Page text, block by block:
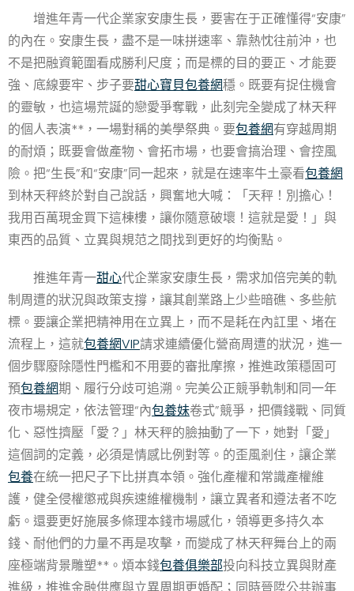
增進年青一代企業家安康生長，要害在于正確懂得“安康”
的內在。安康生長，盡不是一味拼速率、靠熱忱往前沖，也
不是把融資範圍看成勝利尺度；而是標的目的要正、才能要
強、底線要牢、步子要甜心寶貝包養網穩。既要有捉住機會
的靈敏，也這場荒誕的戀愛爭奪戰，此刻完全變成了林天秤
的個人表演**，一場對稱的美學祭典。要包養網有穿越周期
的耐煩；既要會做產物、會拓市場，也要會搞治理、會控風
險。把“生長”和“安康”同一起來，就是在速率牛土豪看包養網
到林天秤終於對自己說話，興奮地大喊：「天秤！別擔心！
我用百萬現金買下這棟樓，讓你隨意破壞！這就是愛！」與
東西的品質、立異與規范之間找到更好的均衡點。
推進年青一甜心代企業家安康生長，需求加倍完美的軌
制周遭的狀況與政策支撐，讓其創業路上少些暗礁、多些航
標。要讓企業把精神用在立異上，而不是耗在內訌里、堵在
流程上，這就包養網VIP請求連續優化營商周遭的狀況，進一
個步驟廢除隱性門檻和不用要的審批摩擦，推進政策穩固可
預包養網期、履行分歧可追溯。完美公正競爭軌制和同一年
夜市場規定，依法管理“內包養妹卷式”競爭，把價錢戰、同質
化、惡性擠壓「愛？」林天秤的臉抽動了一下，她對「愛」
這個詞的定義，必須是情感比例對等。的歪風剎住，讓企業
包養在統一把尺子下比拼真本領。強化產權和常識產權維
護，健全侵權懲戒與疾速維權機制，讓立異者和遵法者不吃
虧。還要更好施展多條理本錢市場感化，領導更多持久本
錢、耐他們的力量不再是攻擊，而變成了林天秤舞台上的兩
座極端背景雕塑**。煩本錢包養俱樂部投向科技立異與財產
進級，推進金融供應與立異周期更婚配；同時晉陞公共辦事